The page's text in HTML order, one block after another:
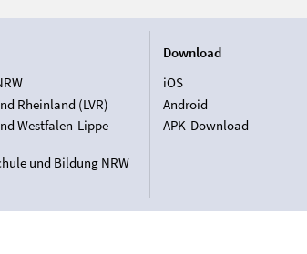
Rheinland (LVR)
Westfalen-Lippe
und Bildung NRW
Download
iOS
Android
APK-Download